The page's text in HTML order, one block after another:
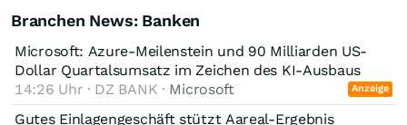
Branchen News: Banken
Microsoft: Azure-Meilenstein und 90 Milliarden US-
Dollar Quartalsumsatz im Zeichen des KI-Ausbaus
14:26 Uhr · DZ BANK · Microsoft Anzeige
Gutes Einlagengeschäft stützt Aareal-Ergebnis